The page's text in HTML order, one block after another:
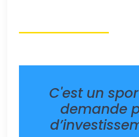
C'est un
demande